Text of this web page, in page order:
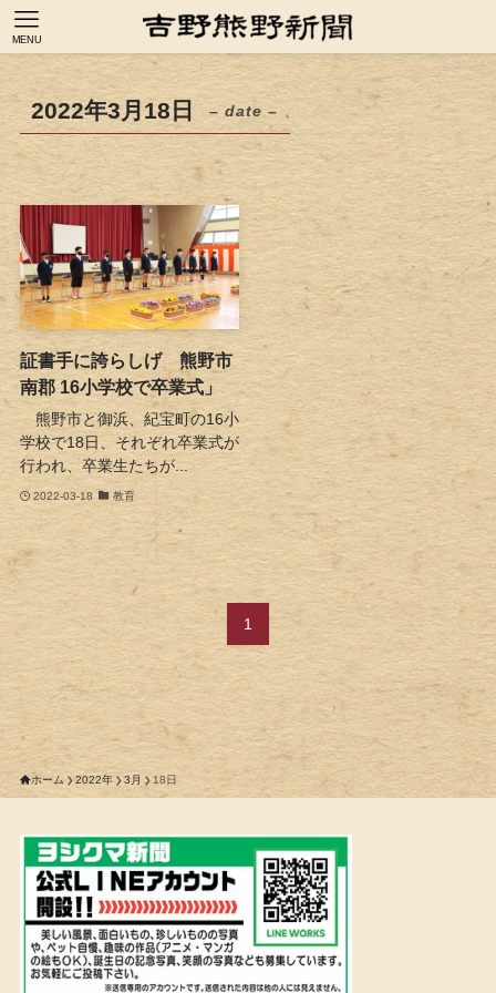
MENU
2022年3月18日 – date –
証書手に誇らしげ 熊野市
南郡 16小学校で卒業式」
熊野市と御浜、紀宝町の16小
学校で18日、それぞれ卒業式が
行われ、卒業生たちが...
2022-03-18 教育
1
ホーム 2022年 3月 18日